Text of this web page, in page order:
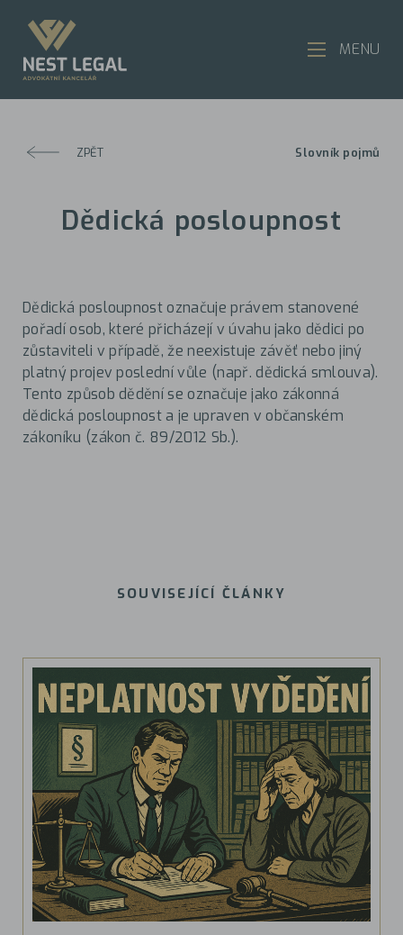
ZPĚT Slovník pojmů
Dědická posloupnost
Dědická posloupnost označuje právem stanovené
pořadí osob, které přicházejí v úvahu jako dědici po
zůstaviteli v případě, že neexistuje závěť nebo jiný
platný projev poslední vůle (např. dědická smlouva).
Tento způsob dědění se označuje jako zákonná
dědická posloupnost a je upraven v občanském
zákoníku (zákon č. 89/2012 Sb.).
SOUVISEJÍCÍ ČLÁNKY
MENU